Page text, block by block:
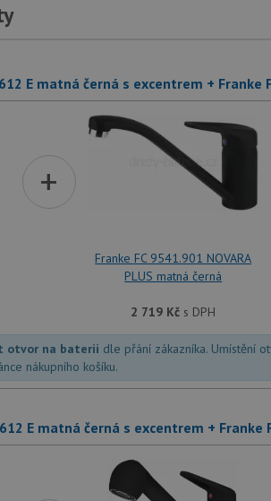
E matná černá s excentrem + Franke
+
Franke FC 9541.901 NOVARA
PLUS matná černá
2 719 Kč s DPH
otvor na baterii dle přání zákazníka. Umístění
nákupního košíku.
E matná černá s excentrem + Franke